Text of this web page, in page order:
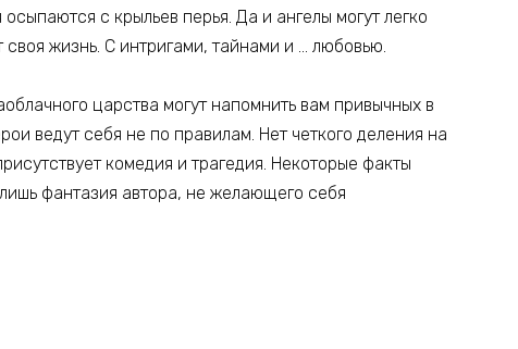
с крыльев перья. Да и ангелы могут легко
жизнь. С интригами, тайнами и … любовью.
царства могут напомнить вам привычных в
ведут себя не по правилам. Нет четкого деления на
комедия и трагедия. Некоторые факты
фантазия автора, не желающего себя